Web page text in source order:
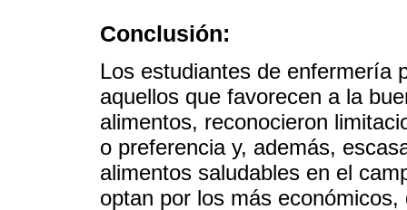
Conclusión:
Los estudiantes de enfermería
aquellos que favorecen a la
alimentos, reconocieron
o preferencia y, además,
alimentos saludables en el
optan por los más